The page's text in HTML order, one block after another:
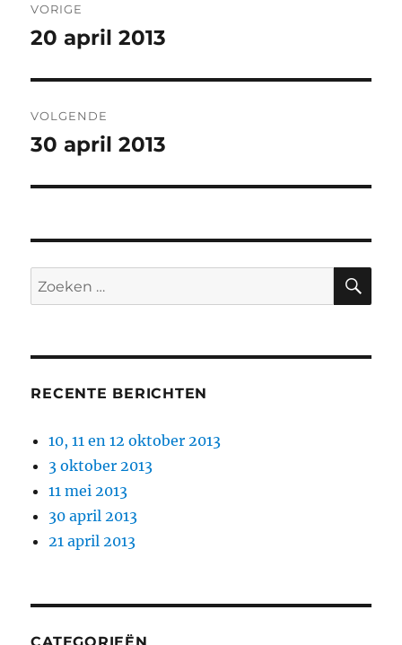
navigatie
VORIGE
Vorig
20 april 2013
VOLGENDE
Volgend
30 april 2013
Zoeken
naar:
RECENTE BERICHTEN
10, 11 en 12 oktober 2013
3 oktober 2013
11 mei 2013
30 april 2013
21 april 2013